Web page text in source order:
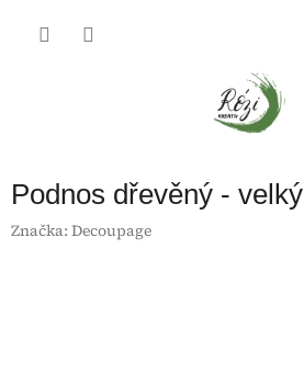
Podnos dřevěný - velký
Značka: Decoupage